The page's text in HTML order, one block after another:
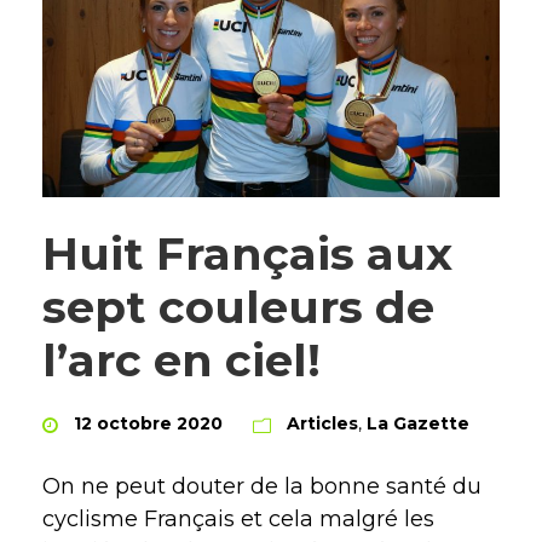
Huit Français aux
sept couleurs de
l’arc en ciel!
12 octobre 2020 Articles, La Gazette
On ne peut douter de la bonne santé du
cyclisme Français et cela malgré les